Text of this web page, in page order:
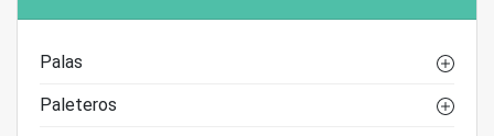
Palas
Paleteros